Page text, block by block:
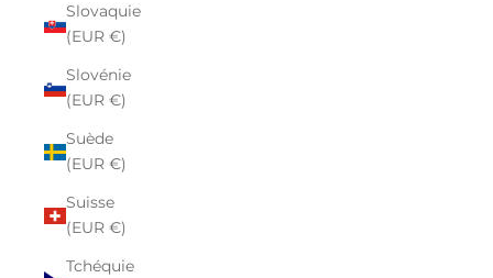
Slovaquie
(EUR €)
Slovénie
(EUR €)
Suède
(EUR €)
Suisse
(EUR €)
Tchéquie